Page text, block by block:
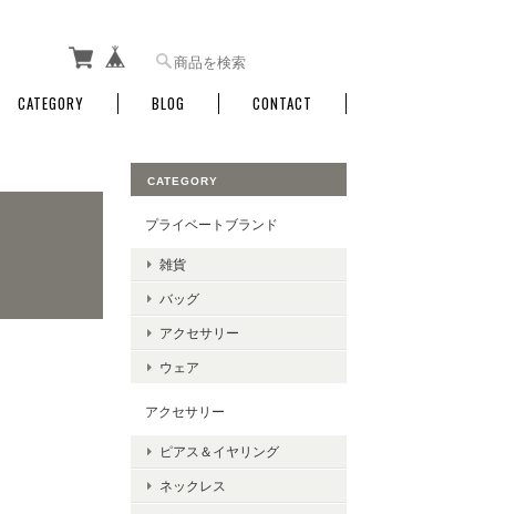
CATEGORY BLOG CONTACT
CATEGORY
プライベートブランド
雑貨
バッグ
アクセサリー
ウェア
アクセサリー
ピアス＆イヤリング
ネックレス